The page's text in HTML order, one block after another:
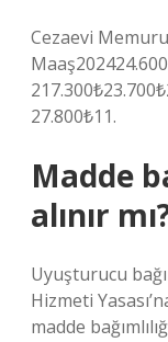
Cezaevi
27.800₺11.
Madde
alınır
Uyuşturucu
Hizmeti
madde